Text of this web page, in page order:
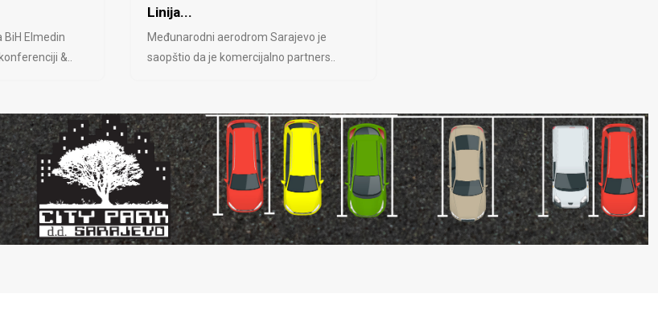
BiH Elmedin
&..
Linija...
Međunarodni aerodrom Sarajevo je
saopštio da je komercijalno partners..